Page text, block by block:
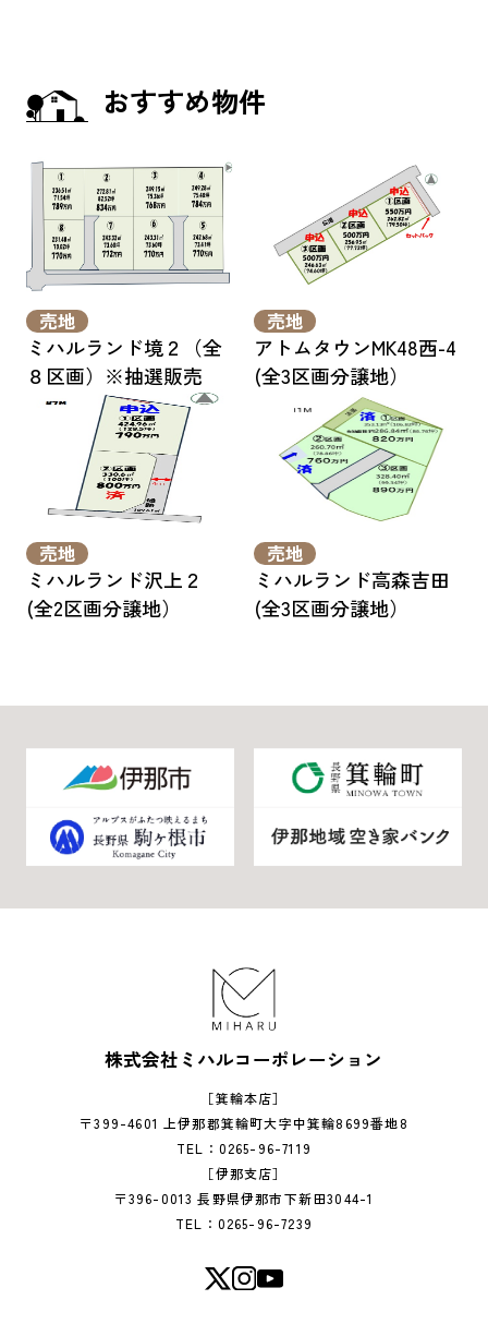
おすすめ物件
売地
ミハルランド境２（全
８区画）※抽選販売
売地
アトムタウンMK48西-4
(全3区画分譲地）
売地
ミハルランド沢上２
(全2区画分譲地）
売地
ミハルランド高森吉田
(全3区画分譲地）
株式会社ミハルコーポレーション
［箕輪本店］
〒399-4601 上伊那郡箕輪町大字中箕輪8699番地8
TEL：0265-96-7119
［伊那支店］
〒396-0013 長野県伊那市下新田3044-1
TEL：0265-96-7239